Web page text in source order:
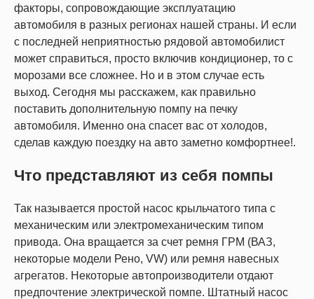
факторы, сопровождающие эксплуатацию
автомобиля в разных регионах нашей страны. И если
с последней неприятностью рядовой автомобилист
может справиться, просто включив кондиционер, то с
морозами все сложнее. Но и в этом случае есть
выход. Сегодня мы расскажем, как правильно
поставить дополнительную помпу на печку
автомобиля. Именно она спасет вас от холодов,
сделав каждую поездку на авто заметно комфортнее!.
Что представляют из себя помпы
Так называется простой насос крыльчатого типа с
механическим или электромеханическим типом
привода. Она вращается за счет ремня ГРМ (ВАЗ,
некоторые модели Рено, VW) или ремня навесных
агрегатов. Некоторые автопроизводители отдают
предпочтение электрической помпе. Штатный насос